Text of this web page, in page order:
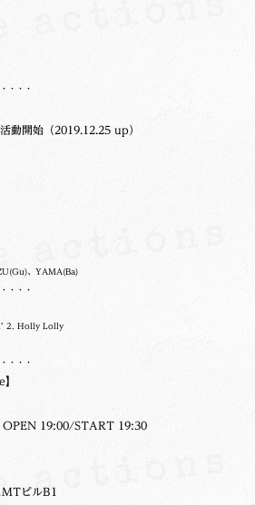
・・・
動開始（2019.12.25 up）
、YAMA(Ba)
・・・
2. Holly Lolly
・・・
19:00/START 19:30
ビルB1